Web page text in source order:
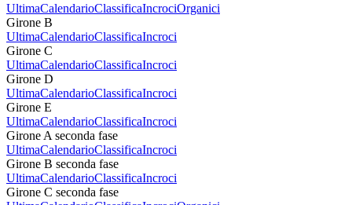
UltimaCalendarioClassificaIncrociOrganici
Girone B
UltimaCalendarioClassificaIncroci
Girone C
UltimaCalendarioClassificaIncroci
Girone D
UltimaCalendarioClassificaIncroci
Girone E
UltimaCalendarioClassificaIncroci
Girone A seconda fase
UltimaCalendarioClassificaIncroci
Girone B seconda fase
UltimaCalendarioClassificaIncroci
Girone C seconda fase